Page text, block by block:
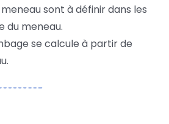
sont à définir dans les
du meneau.
se calcule à partir de